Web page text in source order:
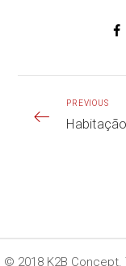
PREVIOUS
Habitação
© 2018 K2B